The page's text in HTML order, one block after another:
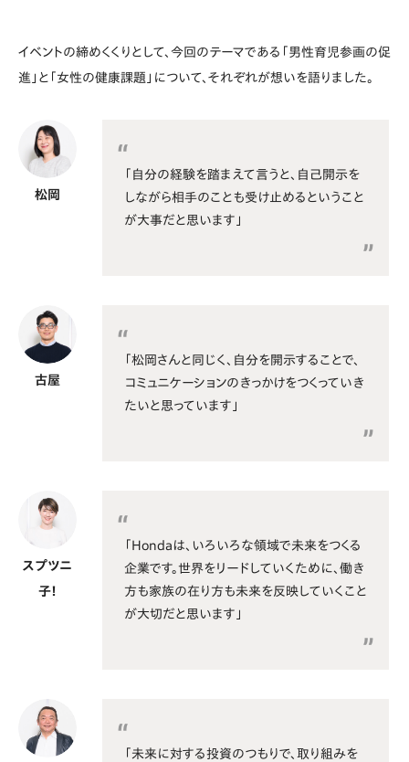
イベントの締めくくりとして、今回のテーマである「男性育児参画の促
進」と「女性の健康課題」について、それぞれが想いを語りました。
松岡
「自分の経験を踏まえて言うと、自己開示を
しながら相手のことも受け止めるということ
が大事だと思います」
古屋
「松岡さんと同じく、自分を開示することで、
コミュニケーションのきっかけをつくっていき
たいと思っています」
スプツニ
子！
「Hondaは、いろいろな領域で未来をつくる
企業です。世界をリードしていくために、働き
方も家族の在り方も未来を反映していくこと
が大切だと思います」
「未来に対する投資のつもりで、取り組みを